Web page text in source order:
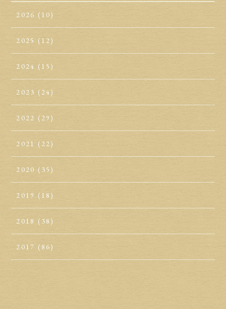
2026 (10)
2025 (12)
2024 (15)
2023 (24)
2022 (29)
2021 (22)
2020 (35)
2019 (18)
2018 (38)
2017 (86)